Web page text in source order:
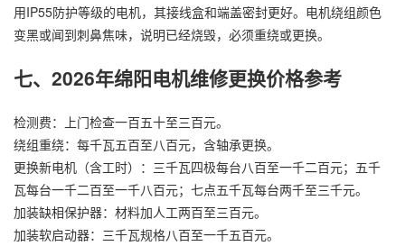
用IP55防护等级的电机，其接线盒和端盖密封更好。电机绕组颜色
变黑或闻到刺鼻焦味，说明已经烧毁，必须重绕或更换。
七、2026年绵阳电机维修更换价格参考
检测费：上门检查一百五十至三百元。
绕组重绕：每千瓦五百至八百元，含轴承更换。
更换新电机（含工时）：三千瓦四极每台八百至一千二百元；五千
瓦每台一千二百至一千八百元；七点五千瓦每台两千至三千元。
加装缺相保护器：材料加人工两百至三百元。
加装软启动器：三千瓦规格八百至一千五百元。